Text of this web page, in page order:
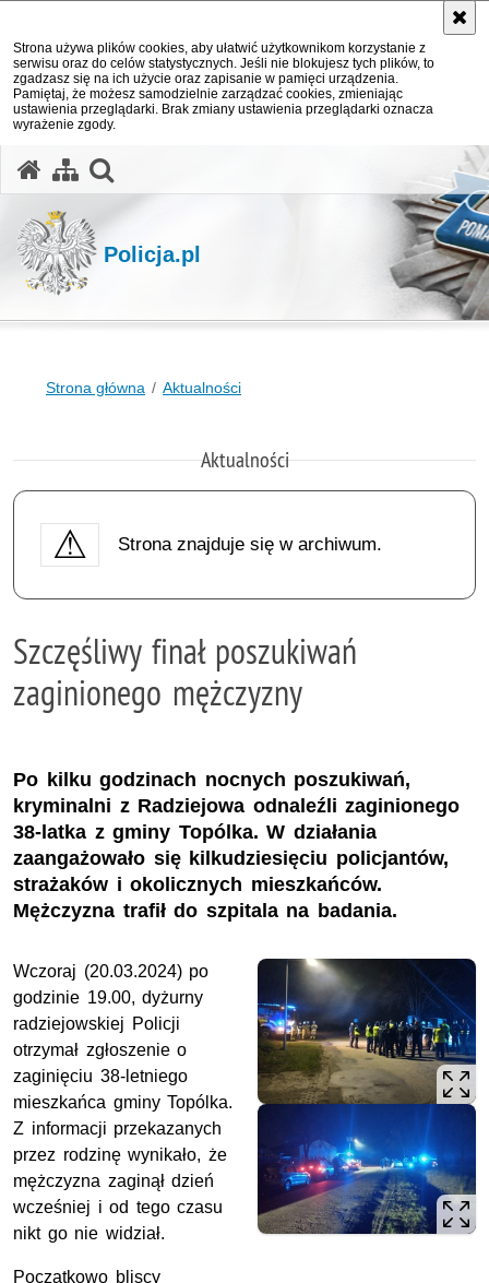
Strona używa plików cookies, aby ułatwić użytkownikom korzystanie z
serwisu oraz do celów statystycznych. Jeśli nie blokujesz tych plików, to
zgadzasz się na ich użycie oraz zapisanie w pamięci urządzenia.
Pamiętaj, że możesz samodzielnie zarządzać cookies, zmieniając
ustawienia przeglądarki. Brak zmiany ustawienia przeglądarki oznacza
wyrażenie zgody.
Policja.pl
Strona główna Aktualności
Aktualności
Strona znajduje się w archiwum.
Szczęśliwy finał poszukiwań
zaginionego mężczyzny
Po kilku godzinach nocnych poszukiwań,
kryminalni z Radziejowa odnaleźli zaginionego
38-latka z gminy Topólka. W działania
zaangażowało się kilkudziesięciu policjantów,
strażaków i okolicznych mieszkańców.
Mężczyzna trafił do szpitala na badania.
Wczoraj (20.03.2024) po
godzinie 19.00, dyżurny
radziejowskiej Policji
otrzymał zgłoszenie o
zaginięciu 38-letniego
mieszkańca gminy Topólka.
Z informacji przekazanych
przez rodzinę wynikało, że
mężczyzna zaginął dzień
wcześniej i od tego czasu
nikt go nie widział.
Początkowo bliscy